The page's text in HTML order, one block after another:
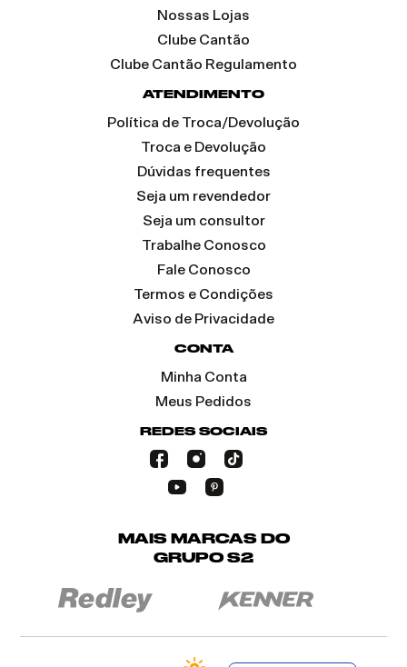
Nossas Lojas
Clube Cantão
Clube Cantão Regulamento
ATENDIMENTO
Política de Troca/Devolução
Troca e Devolução
Dúvidas frequentes
Seja um revendedor
Seja um consultor
Trabalhe Conosco
Fale Conosco
Termos e Condições
Aviso de Privacidade
CONTA
Minha Conta
Meus Pedidos
REDES SOCIAIS
MAIS MARCAS DO
GRUPO S2